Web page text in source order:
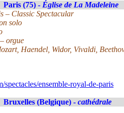
Paris (75) - Église de La Madeleine
– Classic Spectacular
solo
orgue
Haendel, Widor, Vivaldi,
ensemble-royal-de-paris
Bruxelles (Belgique) - cathédrale